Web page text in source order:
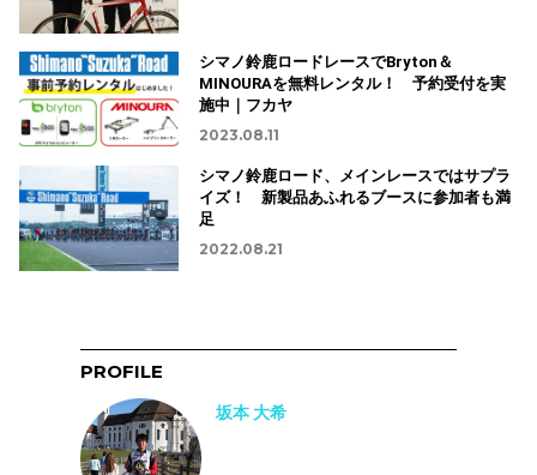
シマノ鈴鹿ロードレースでBryton＆
MINOURAを無料レンタル！ 予約受付を実
施中｜フカヤ
2023.08.11
シマノ鈴鹿ロード、メインレースではサプラ
イズ！ 新製品あふれるブースに参加者も満
足
2022.08.21
PROFILE
坂本 大希